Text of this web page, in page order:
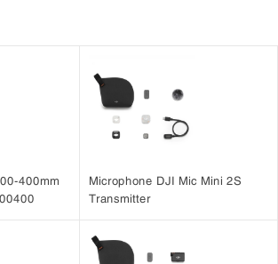
400mm
Microphone DJI Mic Mini 2S
Transmitter